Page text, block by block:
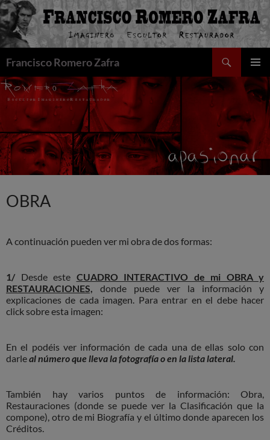
Saltar
al
contenido
Francisco Romero Zafra
MENÚ
OBRA
A continuación pueden ver mi obra de dos formas:
1/ Desde este CUADRO INTERACTIVO de mi OBRA y
RESTAURACIONES, donde puede ver la información y
explicaciones de cada imagen. Para entrar en el debe hacer
click sobre esta imagen:
En el podéis ver información de cada una de ellas solo con
darleal número que lleva la fotografía o en la lista lateral.
También hay varios puntos de información: Obra,
Restauraciones (donde se puede ver la Clasificación que la
compone), otro de mi Biografía y el último donde aparecen los
Créditos.